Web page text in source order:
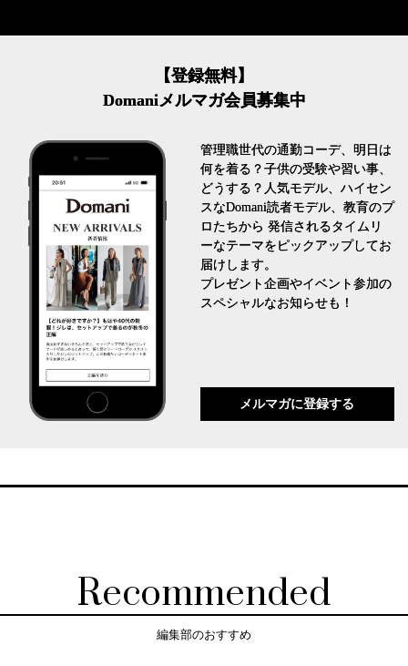
【登録無料】
Domaniメルマガ会員募集中
管理職世代の通勤コーデ、明日は
何を着る？子供の受験や習い事、
どうする？人気モデル、ハイセン
スなDomani読者モデル、教育のプ
ロたちから 発信されるタイムリ
ーなテーマをピックアップしてお
届けします。
プレゼント企画やイベント参加の
スペシャルなお知らせも！
メルマガに登録する
Recommended
編集部のおすすめ